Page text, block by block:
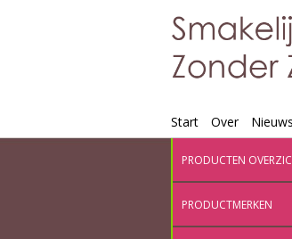
Start Over Nieuws
PRODUCTEN
PRODUCTMERKEN